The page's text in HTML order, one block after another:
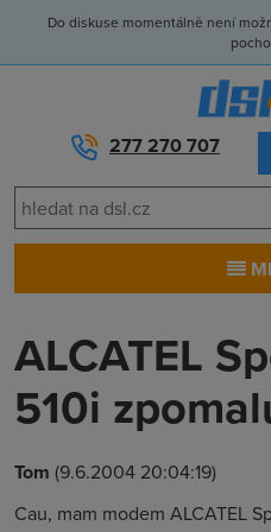
Do diskuse momentálně není
277 270 707
ALCATEL
510i
Tom (9.6.2004 20:04:19)
Cau, mam modem ALCATEL